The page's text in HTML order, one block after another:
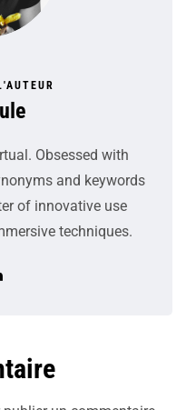
Obsessed with
and keywords
of innovative use
techniques.